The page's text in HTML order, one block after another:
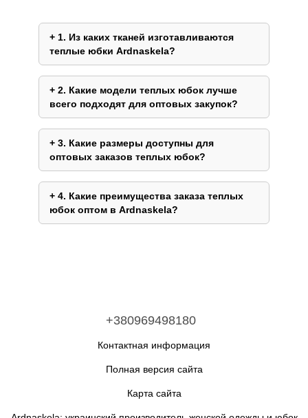
1. Из каких тканей изготавливаются
теплые юбки Ardnaskela?
2. Какие модели теплых юбок лучше
всего подходят для оптовых закупок?
3. Какие размеры доступны для
оптовых заказов теплых юбок?
4. Какие преимущества заказа теплых
юбок оптом в Ardnaskela?
+380969498180
Контактная информация
Полная версия сайта
Карта сайта